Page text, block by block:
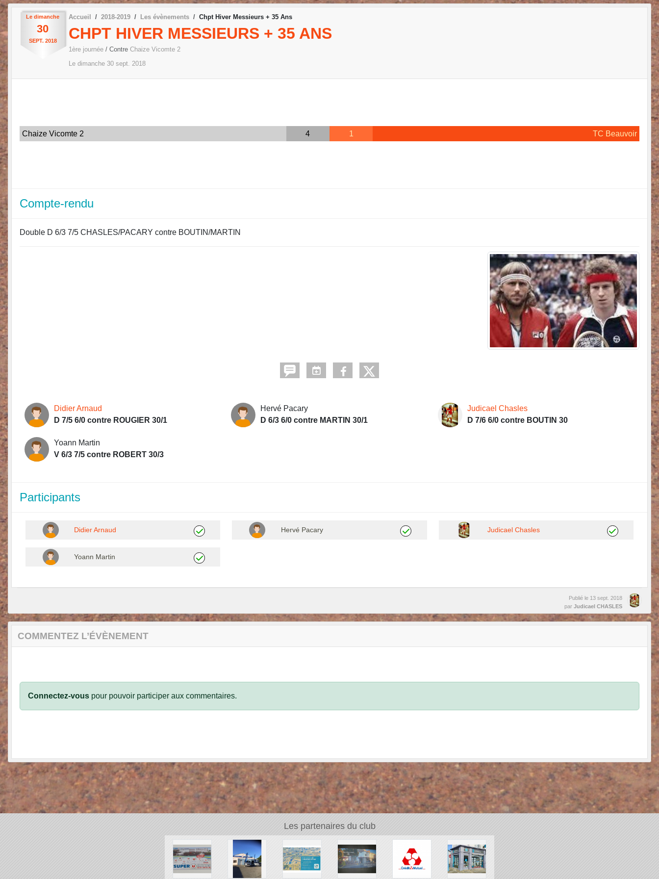
Le dimanche
30
SEPT. 2018
Accueil 2018-2019 Les évènements Chpt Hiver Messieurs + 35 Ans
CHPT HIVER MESSIEURS + 35 ANS
1ère journée / Contre Chaize Vicomte 2
Le dimanche 30 sept. 2018
Chaize Vicomte 2 4 1 TC Beauvoir
Compte-rendu
Double D 6/3 7/5 CHASLES/PACARY contre BOUTIN/MARTIN
Didier Arnaud
D 7/5 6/0 contre ROUGIER 30/1
Hervé Pacary
D 6/3 6/0 contre MARTIN 30/1
Judicael Chasles
D 7/6 6/0 contre BOUTIN 30
Yoann Martin
V 6/3 7/5 contre ROBERT 30/3
Participants
Didier Arnaud Hervé Pacary Judicael Chasles
Yoann Martin
Publié le 13 sept. 2018
par Judicael CHASLES
COMMENTEZ L’ÉVÈNEMENT
Connectez-vous pour pouvoir participer aux commentaires.
Les partenaires du club